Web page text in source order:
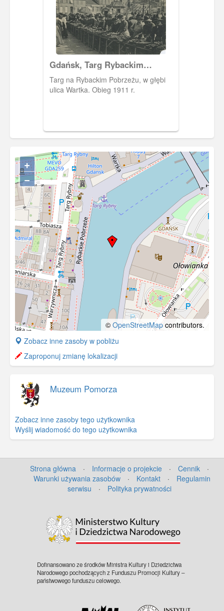
Gdańsk, Targ Rybackim
Pobrzeżu, Fishmarkt
Targ na Rybackim Pobrzeżu, w głębi
ulica Wartka. Obieg 1911 r.
+
−
© OpenStreetMapcontributors.
+
−
Zobacz inne zasoby w pobliżu
Zaproponuj zmianę lokalizacji
Muzeum Pomorza
Zobacz inne zasoby tego użytkownika
Wyślij wiadomość do tego użytkownika
Strona główna · Informacje o projekcie · Cennik
·
Warunki używania zasobów
· Kontakt ·
Regulamin
serwisu
· Polityka prywatności
Dofinansowano ze środków Ministra Kultury i Dziedzictwa
Narodowego pochodzących z Funduszu Promocji Kultury –
państwowego funduszu celowego.